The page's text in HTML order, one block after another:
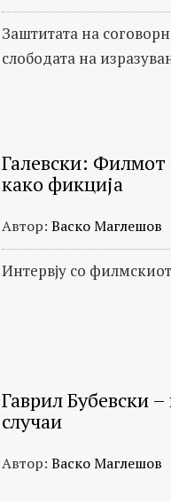
Заштитата на
слободата на
Галевски: Филмот
како фикција
Автор: Васко Маглешов
Интервју со
Гаврил Бубевски
случаи
Автор: Васко Маглешов